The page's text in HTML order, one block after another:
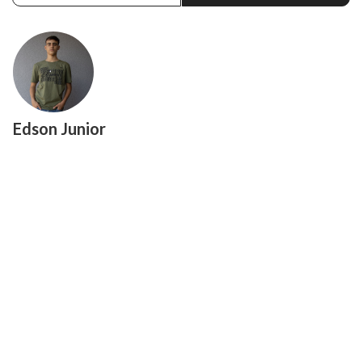
Edson Junior